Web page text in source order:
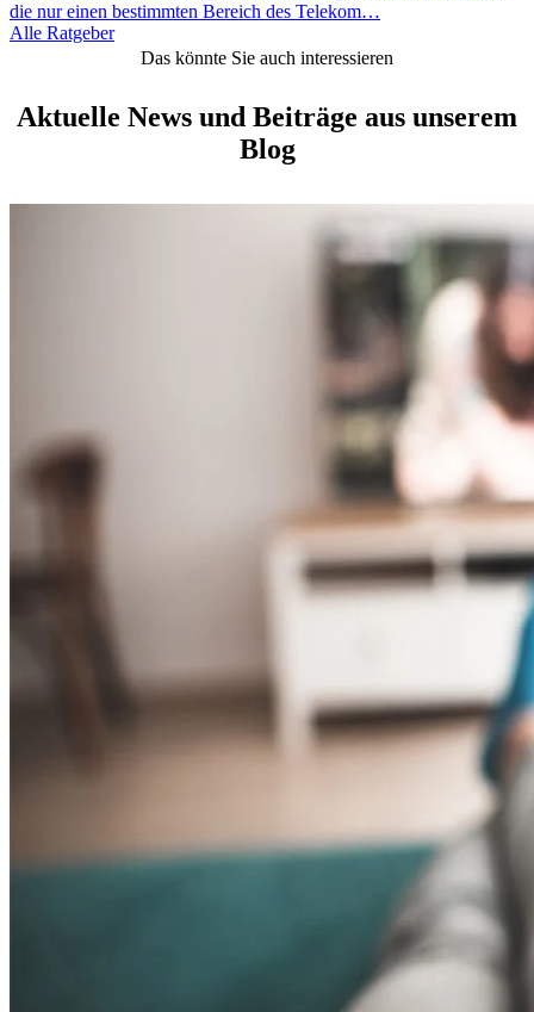
die nur einen bestimmten Bereich des Telekom…
Alle Ratgeber
Das könnte Sie auch interessieren
Aktuelle News und Beiträge aus unserem
Blog